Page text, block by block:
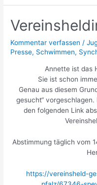
Kommentar verfassen /
Presse, Schwimmen,
Annette ist das
Sie ist schon
Genau aus diesem
gesucht“
den folgenden Link
Abstimmung täglich vom
https://vereinsheld-